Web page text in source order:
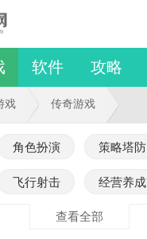
软件 攻略
戏 传奇游戏
角色扮演 策略塔防
飞行射击 经营养成
查看全部